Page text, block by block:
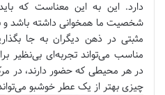
دارد. این به این معناست که
شخصیت ما همخوانی داشته باشد و
مثبتی در ذهن دیگران به جا
مناسب می‌تواند تجربه‌ای بی‌نظیر
در هر محیطی که حضور دارند، در
چیزی بهتر از یک عطر خوشبو